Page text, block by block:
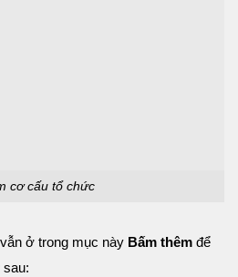
cơ cấu tổ chức
vẫn ở trong mục này Bấm thêm để
sau: